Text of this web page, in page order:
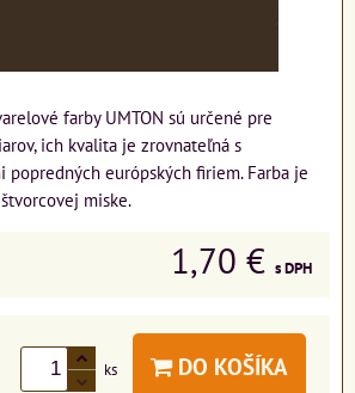
farby UMTON sú určené pre
ich kvalita je zrovnateľná s
popredných európských firiem. Farba je
miske.
1,70 € s DPH
ks DO KOŠÍKA